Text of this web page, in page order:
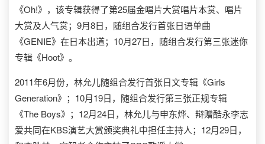
《Oh!》，该专辑获得了第25届金唱片大赏唱片本赏、唱片
大赏及人气赏；9月8日，随组合发行首张日语单曲
《GENIE》在日本出道；10月27日，随组合发行第三张迷你
专辑《Hoot》。
2011年6月份，林允儿随组合发行首张日文专辑《Girls
Generation》；10月19日，随组合发行第三张正规专辑
《The Boys》；12月24日，林允儿与申东烨、辩赠酷永李志
爱共同在KBS演艺大赏颁奖典礼中担任主持人；12月29日，